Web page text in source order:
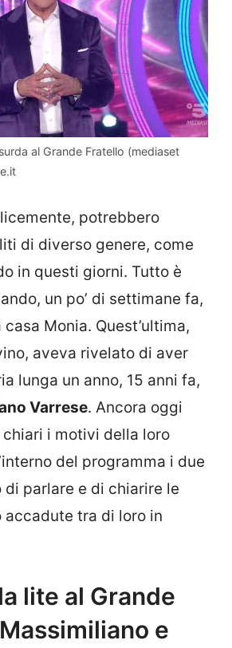
al Grande Fratello (mediaset
potrebbero
di diverso genere, come
in questi giorni. Tutto è
un po’ di settimane fa,
Monia. Quest’ultima,
aveva rivelato di aver
lunga un anno, 15 anni fa,
Varrese. Ancora oggi
i motivi della loro
del programma i due
di parlare e di chiarire le
accadute tra di loro in
lite al Grande
e